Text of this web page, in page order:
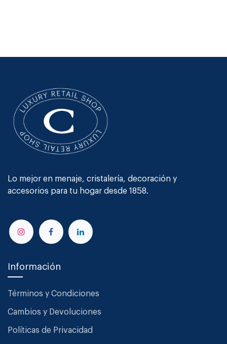
Lo mejor en menaje, cristalería, decoración y
accesorios para tu hogar desde 1858.
Información
Términos y Condiciones
Cambios y Devoluciones
Políticas de Privacidad